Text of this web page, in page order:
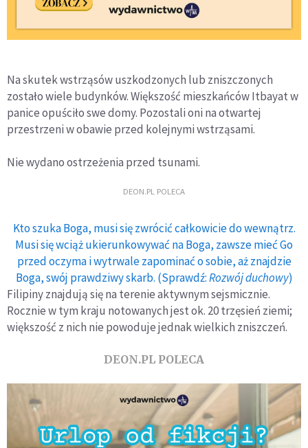
Na skutek wstrząsów uszkodzonych lub zniszczonych
zostało wiele budynków. Większość mieszkańców Itbayat w
panice opuściło swe domy. Pozostali oni na otwartej
przestrzeni w obawie przed kolejnymi wstrząsami.
Nie wydano ostrzeżenia przed tsunami.
DEON.PL POLECA
Kto szuka Boga, musi się zwrócić całkowicie do wewnątrz.
Musi się wciąż ukierunkowywać na Boga, zawsze mieć Go
przed oczyma i wytrwale zapominać o sobie, aż znajdzie
Boga, swój prawdziwy skarb. (Sprawdź:Rozwój duchowy)
Filipiny znajdują się na terenie aktywnym sejsmicznie.
Rocznie w tym kraju notowanych jest ok. 20 trzęsień ziemi;
większość z nich nie powoduje jednak wielkich zniszczeń.
DEON.PL POLECA